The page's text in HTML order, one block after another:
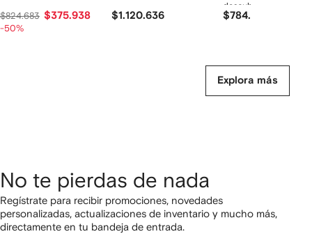
$824.683 $375.938
-50%
$1.120.636
descubierto
$784.964
Explora más
No te pierdas de nada
Regístrate para recibir promociones, novedades
personalizadas, actualizaciones de inventario y mucho más,
directamente en tu bandeja de entrada.